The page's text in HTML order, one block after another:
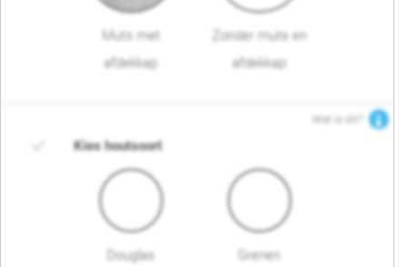
Muts met
afdekkap
Zonder muts en
afdekkap
Wat is dit?
Kies houtsoort
Douglas
Grenen